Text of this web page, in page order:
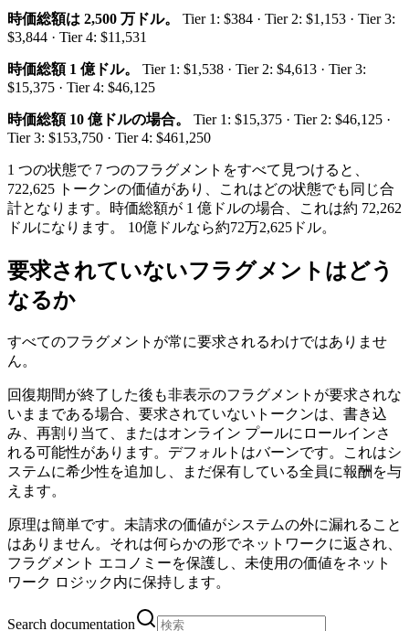
時価総額は 2,500 万ドル。
Tier 1: $384 · Tier 2: $1,153 · Tier 3:
$3,844 · Tier 4: $11,531
時価総額 1 億ドル。
Tier 1: $1,538 · Tier 2: $4,613 · Tier 3:
$15,375 · Tier 4: $46,125
時価総額 10 億ドルの場合。
Tier 1: $15,375 · Tier 2: $46,125 ·
Tier 3: $153,750 · Tier 4: $461,250
1 つの状態で 7 つのフラグメントをすべて見つけると、
722,625 トークンの価値があり、これはどの状態でも同じ合
計となります。時価総額が 1 億ドルの場合、これは約 72,262
ドルになります。 10億ドルなら約72万2,625ドル。
要求されていないフラグメントはどう
なるか
すべてのフラグメントが常に要求されるわけではありませ
ん。
回復期間が終了した後も非表示のフラグメントが要求されな
いままである場合、要求されていないトークンは、書き込
み、再割り当て、またはオンライン プールにロールインさ
れる可能性があります。デフォルトはバーンです。これはシ
ステムに希少性を追加し、まだ保有している全員に報酬を与
えます。
原理は簡単です。未請求の価値がシステムの外に漏れること
はありません。それは何らかの形でネットワークに返され、
フラグメント エコノミーを保護し、未使用の価値をネット
ワーク ロジック内に保持します。
Search documentation